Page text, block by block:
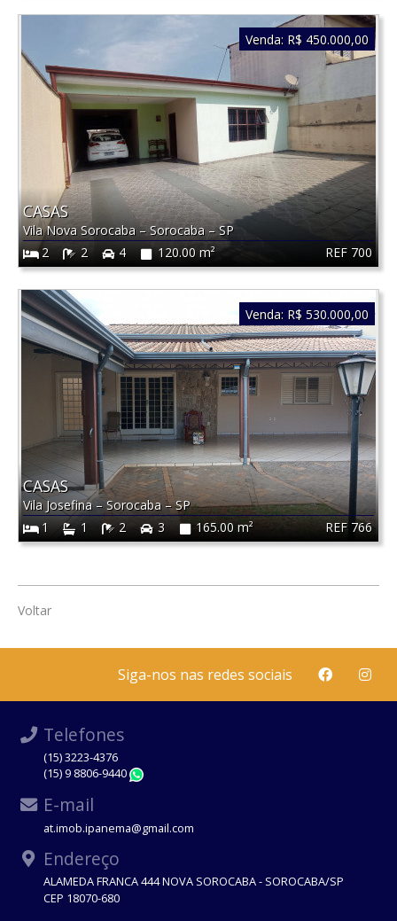
REF 700
CASAS
Vila Nova Sorocaba–Sorocaba–SP
2
2 4 120.00 m²
Venda: R$ 450.000,00
REF 766
CASAS
Vila Josefina–Sorocaba–SP
1
1 2 3 165.00 m²
Venda: R$ 530.000,00
Voltar
Siga-nos nas redes sociais
Telefones
(15) 3223-4376
(15) 9 8806-9440
E-mail
at.imob.ipanema@gmail.com
Endereço
ALAMEDA FRANCA 444 NOVA SOROCABA - SOROCABA/SP
CEP 18070-680